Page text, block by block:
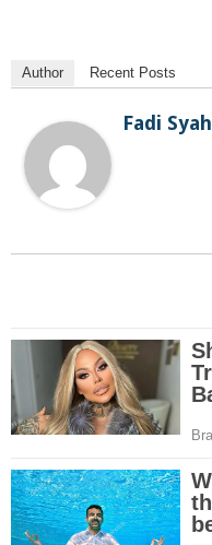
Author Recent Posts
Fadi Syah